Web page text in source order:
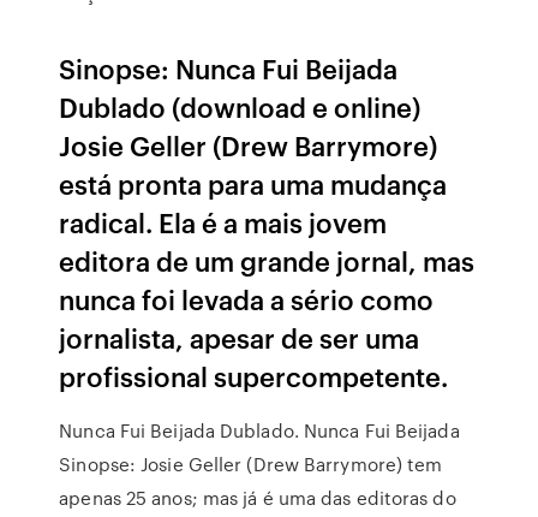
Sinopse: Nunca Fui Beijada
Dublado (download e online)
Josie Geller (Drew Barrymore)
está pronta para uma mudança
radical. Ela é a mais jovem
editora de um grande jornal, mas
nunca foi levada a sério como
jornalista, apesar de ser uma
profissional supercompetente.
Nunca Fui Beijada Dublado. Nunca Fui Beijada
Sinopse: Josie Geller (Drew Barrymore) tem
apenas 25 anos; mas já é uma das editoras do